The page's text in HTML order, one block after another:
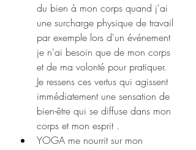
du bien à mon corps quand j'ai
une surcharge physique de travail
par exemple lors d'un événement
je n'ai besoin que de mon corps
et de ma volonté pour pratiquer.
Je ressens ces vertus qui agissent
immédiatement une sensation de
bien-être qui se diffuse dans mon
corps et mon esprit .
YOGA me nourrit sur mon